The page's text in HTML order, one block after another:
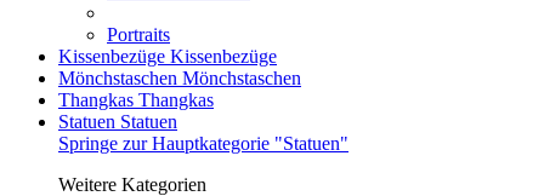
Portraits
Kissenbezüge Kissenbezüge
Mönchstaschen Mönchstaschen
Thangkas Thangkas
Statuen Statuen
Springe zur Hauptkategorie "Statuen"
Weitere Kategorien